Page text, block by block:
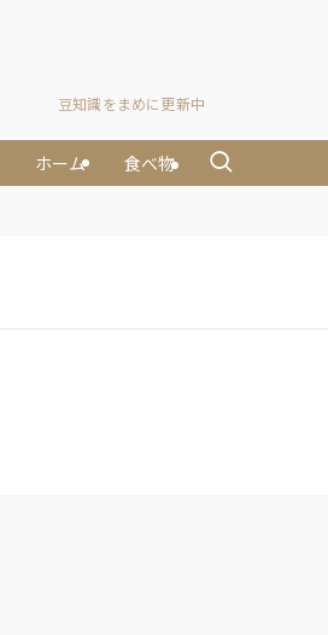
豆知識をまめに更新中
ホーム 食べ物